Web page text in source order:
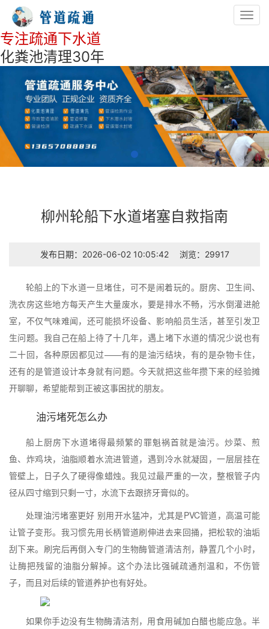
专注疏通下水道
化粪池清理30年
柳州轮船下水道堵塞自救指南
发布日期：2026-06-02 10:05:42 浏览：29917
轮船上的下水道一旦堵住，可不是闹着玩的。厨房、卫生间、
洗衣房这些地方每天产生大量废水，要是排水不畅，污水倒灌进舱
室，不仅气味难闻，还可能损坏设备、影响船员生活，甚至引发卫
生问题。我自己在船上待了十几年，遇上堵下水道的情况少说也有
二十回，各种原因都见过——有的是油污结块，有的是杂物卡住，
还有的是管道设计本身就有问题。今天就把这些年攒下来的经验摊
开聊聊，希望能帮到正被这事困扰的朋友。
油污堵死怎么办
船上厨房下水道堵得最频繁的罪魁祸首就是油污。炒菜、煎
鱼、炸鸡块，油脂顺着水流进管道，遇到冷水就凝固，一层层挂在
管壁上，日子久了硬得像蜡烛。我见过最严重的一次，整根管子内
径从四寸缩到只剩一寸，水流下去跟挤牙膏似的。
处理油污堵塞更好 别用开水猛冲，尤其是PVC管道，高温可能
让管子变形。我习惯先用长柄管道刷伸进去来回捅，把松软的油垢
刮下来。刷完后再倒入专门的生物酶管道清洁剂，静置几个小时，
让酶把残留的油脂分解掉。这个办法比强碱疏通剂温和，不伤管
子，而且对后续的管道养护也有好处。
如果你手边没有生物酶清洁剂，用食用碱加白醋也能应急。半